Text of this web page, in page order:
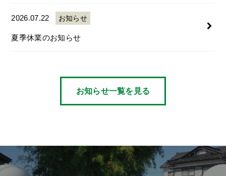
2026.07.22 お知らせ
夏季休業のお知らせ
お知らせ一覧を見る